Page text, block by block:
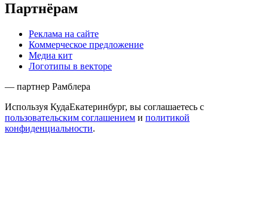
Партнёрам
Реклама на сайте
Коммерческое предложение
Медиа кит
Логотипы в векторе
— партнер Рамблера
Используя КудаЕкатеринбург, вы соглашаетесь с
пользовательским соглашением и политикой
конфиденциальности.